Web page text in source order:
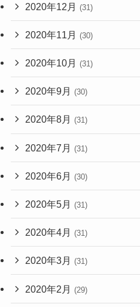
2020年12月 (31)
2020年11月 (30)
2020年10月 (31)
2020年9月 (30)
2020年8月 (31)
2020年7月 (31)
2020年6月 (30)
2020年5月 (31)
2020年4月 (31)
2020年3月 (31)
2020年2月 (29)